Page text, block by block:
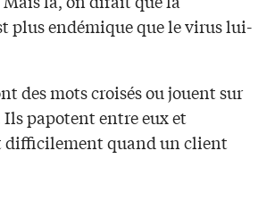
plus endémique que le virus lui-
des mots croisés ou jouent sur
papotent entre eux et
difficilement quand un client